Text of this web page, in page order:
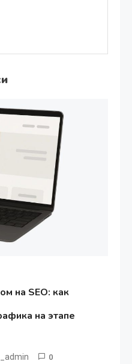
на SEO: как
на этапе
0